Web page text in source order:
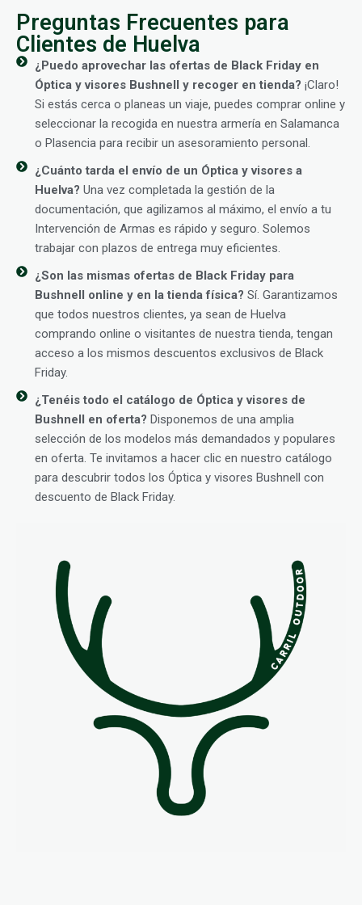
Preguntas Frecuentes para
Clientes de Huelva
¿Puedo aprovechar las ofertas de Black Friday en
Óptica y visores Bushnell y recoger en tienda? ¡Claro!
Si estás cerca o planeas un viaje, puedes comprar online y
seleccionar la recogida en nuestra armería en Salamanca
o Plasencia para recibir un asesoramiento personal.
¿Cuánto tarda el envío de un Óptica y visores a
Huelva? Una vez completada la gestión de la
documentación, que agilizamos al máximo, el envío a tu
Intervención de Armas es rápido y seguro. Solemos
trabajar con plazos de entrega muy eficientes.
¿Son las mismas ofertas de Black Friday para
Bushnell online y en la tienda física? Sí. Garantizamos
que todos nuestros clientes, ya sean de Huelva
comprando online o visitantes de nuestra tienda, tengan
acceso a los mismos descuentos exclusivos de Black
Friday.
¿Tenéis todo el catálogo de Óptica y visores de
Bushnell en oferta? Disponemos de una amplia
selección de los modelos más demandados y populares
en oferta. Te invitamos a hacer clic en nuestro catálogo
para descubrir todos los Óptica y visores Bushnell con
descuento de Black Friday.